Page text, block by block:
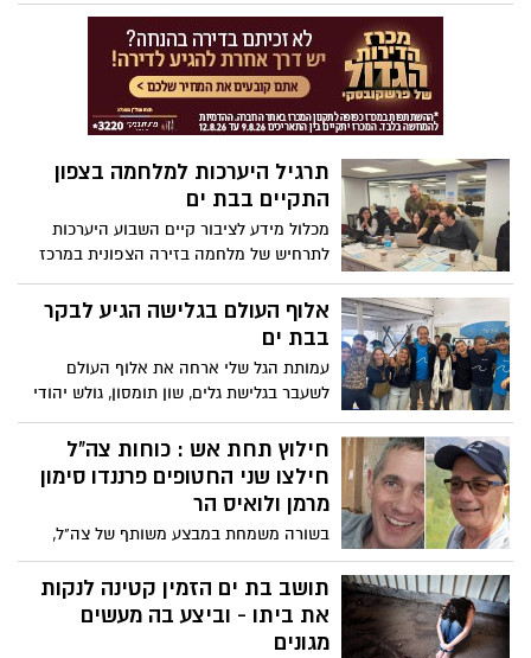
במבצע משותף של צה"ל, שב"כ ומשטרת
ישראל (ימ"מ) ברפיח, חולצו במבצע הירואי
פרננדו סימון מרמן (60) תושב כפר סבא
יום בשבי. צה"ל משחרר תיעוד מרגעי החילוץ
הדרמטי והמפגש עם לוחמי השייטת במסוק
תרגיל היערכות למלחמה בצפון
התקיים בבת ים
מכלול מידע לציבור קיים השבוע היערכות
לתרחיש של מלחמה בזירה הצפונית במרכז
ההפעלה בבת ים. התרגיל התקיים בהובלת
פיקוד העורף ודימה פגיעות רב זירתיות
ואירועים נרחבים ברחבי העיר שכללו: נפילות
פייק ניוז ועוד תרחישים שונים.
אלוף העולם בגלישה הגיע לבקר
בבת ים
עמותת הגל שלי ארחה את אלוף העולם
לשעבר בגלישת גלים, שון תומסון, גולש יהודי
מדרום אפריקה, הנמנה עם 10 הגולשים
המובילים של המאה, שהיה אלוף העולם
ב-1977: ״אני גאה לראות מה עושים כאן
בישראל ומאחל מכאן לכל אחי היהודים
שנתאושש ונצליח".
חילוץ תחת אש : כוחות צה"ל
חילצו שני החטופים פרננדו סימון
מרמן ולואיס הר
בשורה משמחת במבצע משותף של צה"ל,
שב"כ ומשטרת ישראל (ימ"מ) ברפיח, חולצו
הלילה שני חטופים ישראלים, לאחר 129 יום
בשבי , פרננדו סימון מרמן (60) תושב כפר
תושב בת ים הזמין קטינה לנקות
את ביתו - וביצע בה מעשים
מגונים